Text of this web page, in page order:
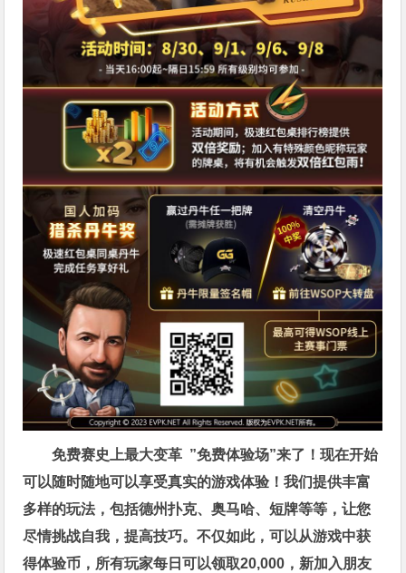
免费赛史上最大变革 ”免费体验场”来了！现在开始
可以随时随地可以享受真实的游戏体验！我们提供丰富
多样的玩法，包括德州扑克、奥马哈、短牌等等，让您
尽情挑战自我，提高技巧。不仅如此，可以从游戏中获
得体验币，所有玩家每日可以领取20,000，新加入朋友